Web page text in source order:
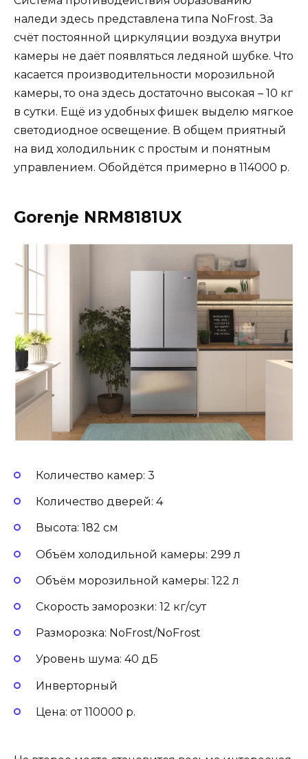
наледи здесь представлена типа NoFrost. За
счёт постоянной циркуляции воздуха внутри
камеры не даёт появляться ледяной шубке. Что
касается производительности морозильной
камеры, то она здесь достаточно высокая – 10 кг
в сутки. Ещё из удобных фишек выделю мягкое
светодиодное освещение. В общем приятный
на вид холодильник с простым и понятным
управлением. Обойдётся примерно в 114000 р.
Gorenje NRM8181UX
Количество камер: 3
Количество дверей: 4
Высота: 182 см
Объём холодильной камеры: 299 л
Объём морозильной камеры: 122 л
Скорость заморозки: 12 кг/сут
Разморозка: NoFrost/NoFrost
Уровень шума: 40 дБ
Инверторный
Цена: от 110000 р.